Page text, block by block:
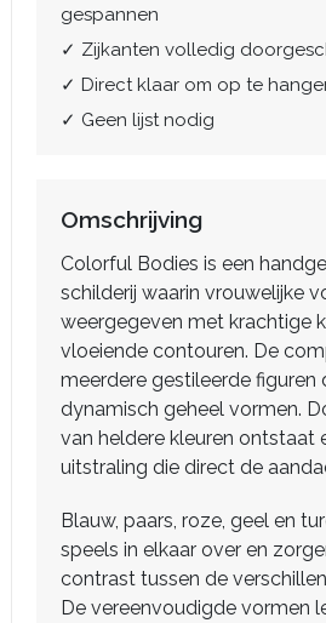
gespannen
✓ Zijkanten volledig
✓ Direct klaar om op te
✓ Geen lijst nodig
Omschrijving
Colorful Bodies is een
schilderij waarin vrouwelijke
weergegeven met krachtige
vloeiende contouren. De
meerdere gestileerde figuren
dynamisch geheel vormen.
van heldere kleuren ontstaat
uitstraling die direct de
Blauw, paars, roze, geel en
speels in elkaar over en
contrast tussen de
De vereenvoudigde vormen